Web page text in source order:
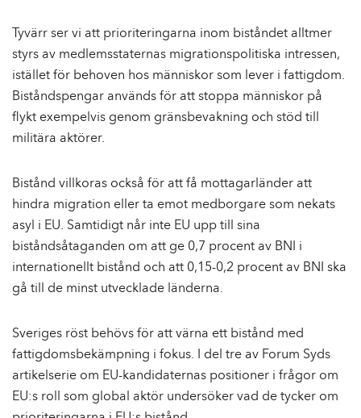
Tyvärr ser vi att prioriteringarna inom biståndet alltmer
styrs av medlemsstaternas migrationspolitiska intressen,
istället för behoven hos människor som lever i fattigdom.
Biståndspengar används för att stoppa människor på
flykt exempelvis genom gränsbevakning och stöd till
militära aktörer.
Bistånd villkoras också för att få mottagarländer att
hindra migration eller ta emot medborgare som nekats
asyl i EU. Samtidigt når inte EU upp till sina
biståndsåtaganden om att ge 0,7 procent av BNI i
internationellt bistånd och att 0,15-0,2 procent av BNI ska
gå till de minst utvecklade länderna.
Sveriges röst behövs för att värna ett bistånd med
fattigdomsbekämpning i fokus. I del tre av Forum Syds
artikelserie om EU-kandidaternas positioner i frågor om
EU:s roll som global aktör undersöker vad de tycker om